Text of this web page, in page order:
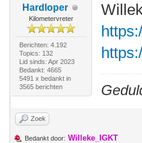
Hardloper
Kilometervreter
Berichten: 4.192
Topics: 132
Lid sinds: Apr 2023
Bedankt: 4665
5491 x bedankt in
3565 berichten
Zoek
Bedankt door: Willeke_IGKT